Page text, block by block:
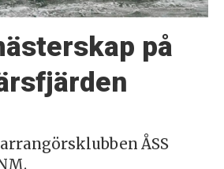
på
ÅSS